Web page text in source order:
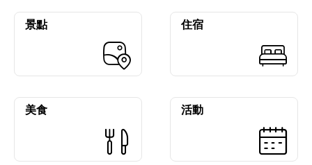
景點 住宿
美食 活動